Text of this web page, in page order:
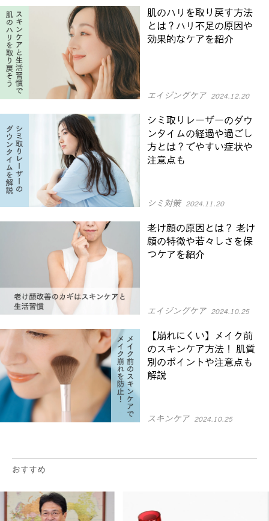
肌のハリを取り戻す方法
とは？ハリ不足の原因や
効果的なケアを紹介
エイジングケア 2024.12.20
シミ取りレーザーのダウ
ンタイムの経過や過ごし
方とは？でやすい症状や
注意点も
シミ対策 2024.11.20
老け顔の原因とは？ 老け
顔の特徴や若々しさを保
つケアを紹介
エイジングケア 2024.10.25
【崩れにくい】メイク前
のスキンケア方法！ 肌質
別のポイントや注意点も
解説
スキンケア 2024.10.25
おすすめ